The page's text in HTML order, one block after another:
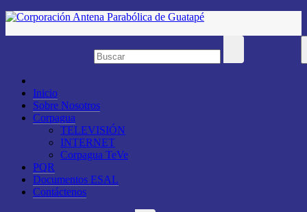
Saltar
Inicio
Sobre Nosotros
Corpagua
TELEVISIÓN
INTERNET
Corpagua TeVe
PQR
Documentos ESAL
Contáctenos